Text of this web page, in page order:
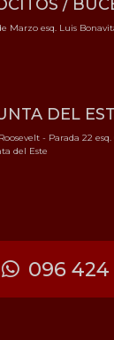
/
Marzo esq. Luis
DEL
- Parada 22
del Este
096 424